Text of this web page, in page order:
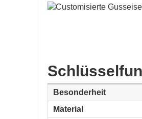
Besonderheit
Material